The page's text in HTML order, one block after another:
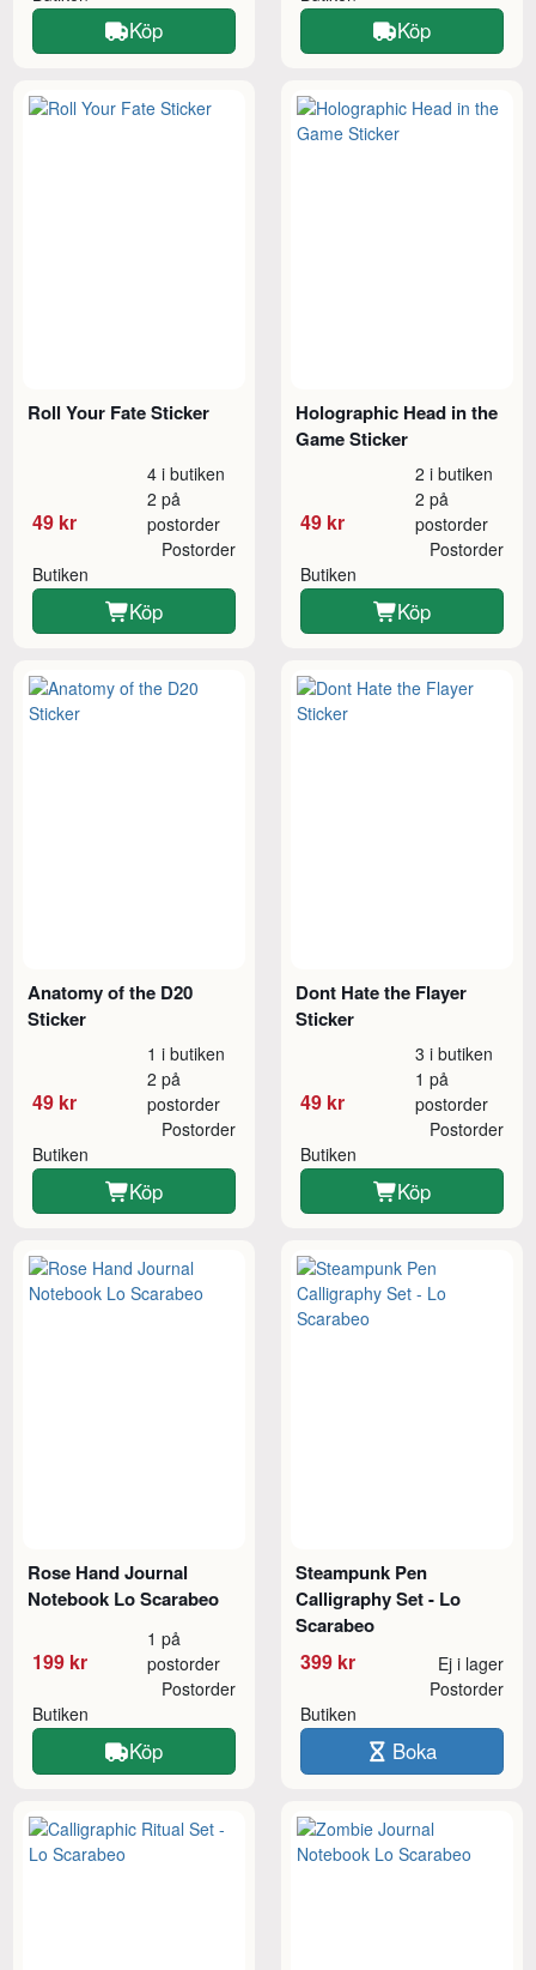
Köp Köp
Roll Your Fate Sticker
49 kr
4 i butiken
2 på
postorder
Butiken
Postorder
Köp
Holographic Head in the
Game Sticker
49 kr
2 i butiken
2 på
postorder
Butiken
Postorder
Köp
Anatomy of the D20
Sticker
49 kr
1 i butiken
2 på
postorder
Butiken
Postorder
Köp
Dont Hate the Flayer
Sticker
49 kr
3 i butiken
1 på
postorder
Butiken
Postorder
Köp
Rose Hand Journal
Notebook Lo Scarabeo
199 kr
1 på
postorder
Butiken
Postorder
Köp
Steampunk Pen
Calligraphy Set - Lo
Scarabeo
399 kr Ej i lager
Butiken
Postorder
Boka